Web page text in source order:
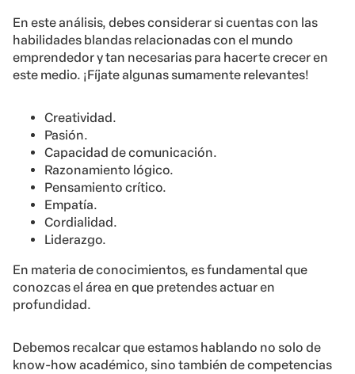
En este análisis, debes considerar si cuentas con las
habilidades blandas relacionadas con el mundo
emprendedor y tan necesarias para hacerte crecer en
este medio. ¡Fíjate algunas sumamente relevantes!
Creatividad.
Pasión.
Capacidad de comunicación.
Razonamiento lógico.
Pensamiento crítico.
Empatía.
Cordialidad.
Liderazgo.
En materia de conocimientos, es fundamental que
conozcas el área en que pretendes actuar en
profundidad.
Debemos recalcar que estamos hablando no solo de
know-how académico, sino también de competencias